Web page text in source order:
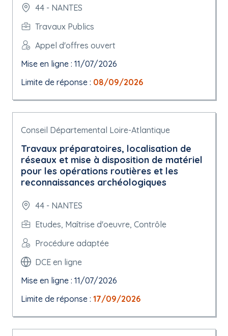
44 - NANTES
Travaux Publics
Appel d'offres ouvert
Mise en ligne : 11/07/2026
Limite de réponse : 08/09/2026
Conseil Départemental Loire-Atlantique
Travaux préparatoires, localisation de
réseaux et mise à disposition de matériel
pour les opérations routières et les
reconnaissances archéologiques
44 - NANTES
Etudes, Maîtrise d'oeuvre, Contrôle
Procédure adaptée
DCE en ligne
Mise en ligne : 11/07/2026
Limite de réponse : 17/09/2026